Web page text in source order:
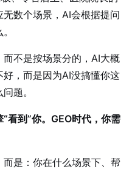
数个场景，AI会根据提问
不是按场景分的，AI大概
，而是因为AI没搞懂你这
题。
看到”你。GEO时代，你需
是：你在什么场景下、帮